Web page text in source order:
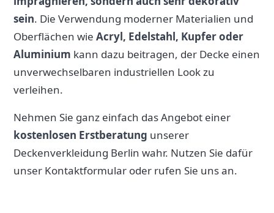
sein. Die Verwendung moderner Materialien und
Oberflächen wie Acryl, Edelstahl, Kupfer oder
Aluminium kann dazu beitragen, der Decke einen
unverwechselbaren industriellen Look zu
verleihen.
Nehmen Sie ganz einfach das Angebot einer
kostenlosen Erstberatung unserer
Deckenverkleidung Berlin wahr. Nutzen Sie dafür
unser Kontaktformular oder rufen Sie uns an.